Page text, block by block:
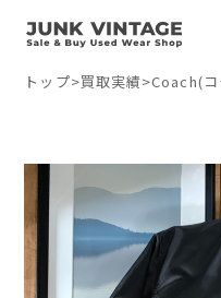
トップ>買取実績>Coach(